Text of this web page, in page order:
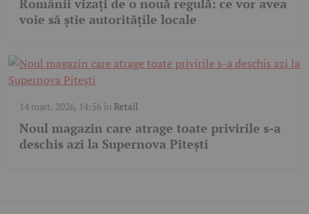
Românii vizați de o nouă regulă: ce vor avea
voie să știe autoritățile locale
14 mart. 2026, 14:56în Retail
Noul magazin care atrage toate privirile s-a
deschis azi la Supernova Pitești